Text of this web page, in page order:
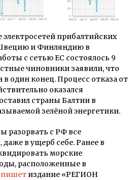
прибалтийских
и Финляндию в
с сетью ЕС состоялось 9
чиновники заявили, что
в один конец. Процесс отказа от
оказался
страны Балтии в
зелёной энергетики.
разорвать с РФ все
даже в ущерб себе. Ранее в
морские
расположенные в
пишет издание «РЕГИОН